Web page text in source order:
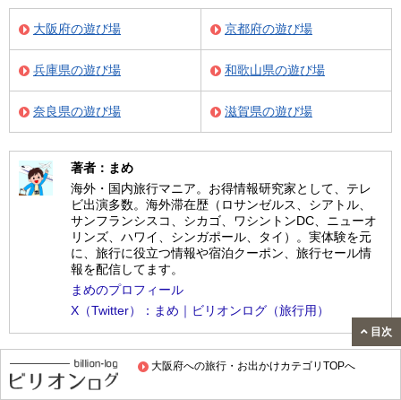
大阪府への旅行・お出かけカテゴリTOPへ
大阪府の遊び場 京都府の遊び場
兵庫県の遊び場 和歌山県の遊び場
奈良県の遊び場 滋賀県の遊び場
著者：まめ
海外・国内旅行マニア。お得情報研究家として、テレ
ビ出演多数。海外滞在歴（ロサンゼルス、シアトル、
サンフランシスコ、シカゴ、ワシントンDC、ニューオ
リンズ、ハワイ、シンガポール、タイ）。実体験を元
に、旅行に役立つ情報や宿泊クーポン、旅行セール情
報を配信してます。
まめのプロフィール
X（Twitter）：まめ｜ビリオンログ（旅行用）
Twitter
目次